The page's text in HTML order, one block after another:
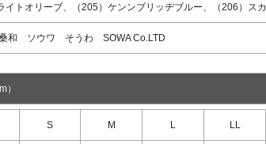
イトオリーブ、（205）ケンンブリッヂブルー、（206）ス
和 ソウワ そうわ SOWA Co.LTD
S M L LL